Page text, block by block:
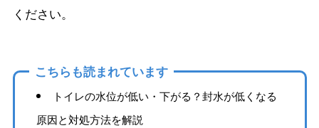
ください。
こちらも読まれています
トイレの水位が低い・下がる？封水が低くなる
原因と対処方法を解説